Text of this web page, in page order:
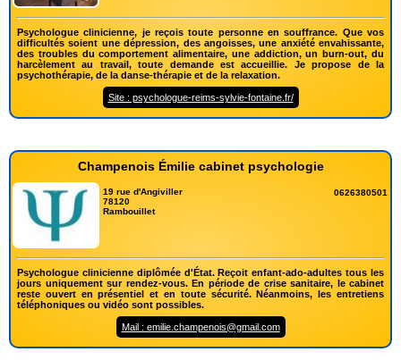
Psychologue clinicienne, je reçois toute personne en souffrance. Que vos
difficultés soient une dépression, des angoisses, une anxiété envahissante,
des troubles du comportement alimentaire, une addiction, un burn-out, du
harcèlement au travail, toute demande est accueillie. Je propose de la
psychothérapie, de la danse-thérapie et de la relaxation.
Site : psychologue-reims-sylvie-fontaine.fr/
Champenois Émilie cabinet psychologie
19 rue d'Angiviller
78120
Rambouillet
0626380501
Psychologue clinicienne diplômée d'État. Reçoit enfant-ado-adultes tous les
jours uniquement sur rendez-vous. En période de crise sanitaire, le cabinet
reste ouvert en présentiel et en toute sécurité. Néanmoins, les entretiens
téléphoniques ou vidéo sont possibles.
Mail : emilie.champenois@gmail.com